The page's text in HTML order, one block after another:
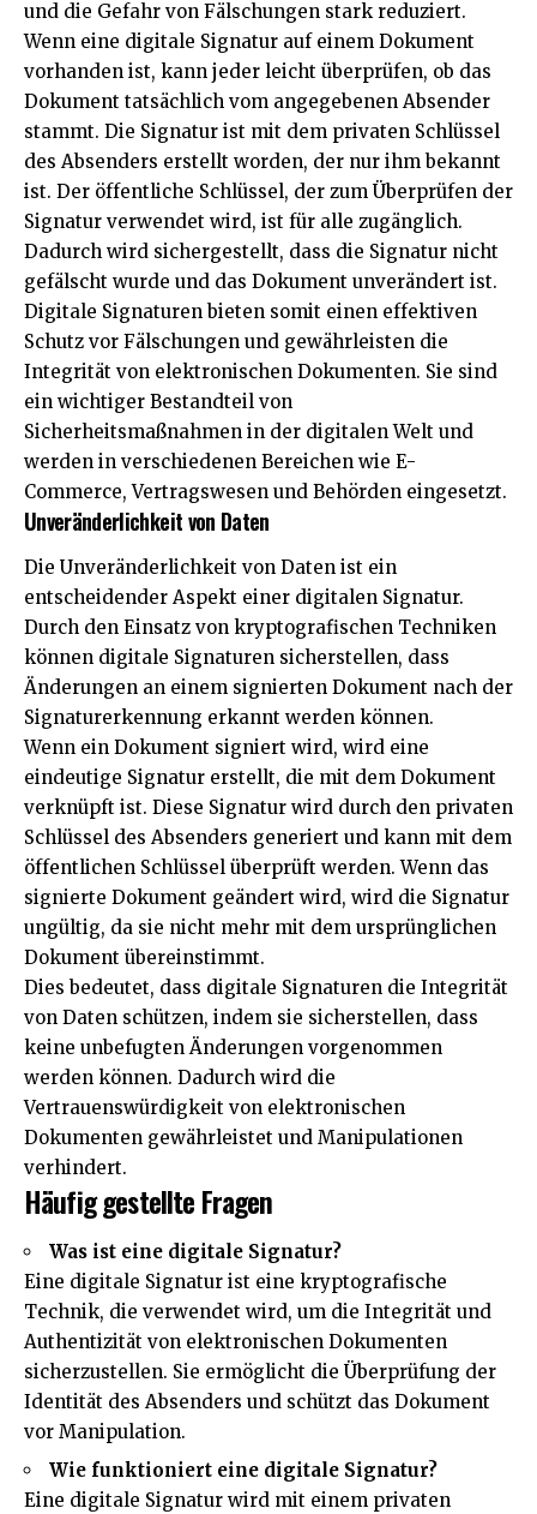
und die Gefahr von Fälschungen stark reduziert.
Wenn eine digitale Signatur auf einem Dokument
vorhanden ist, kann jeder leicht überprüfen, ob das
Dokument tatsächlich vom angegebenen Absender
stammt. Die Signatur ist mit dem privaten Schlüssel
des Absenders erstellt worden, der nur ihm bekannt
ist. Der öffentliche Schlüssel, der zum Überprüfen der
Signatur verwendet wird, ist für alle zugänglich.
Dadurch wird sichergestellt, dass die Signatur nicht
gefälscht wurde und das Dokument unverändert ist.
Digitale Signaturen bieten somit einen effektiven
Schutz vor Fälschungen und gewährleisten die
Integrität von elektronischen Dokumenten. Sie sind
ein wichtiger Bestandteil von
Sicherheitsmaßnahmen in der digitalen Welt und
werden in verschiedenen Bereichen wie E-
Commerce, Vertragswesen und Behörden eingesetzt.
Unveränderlichkeit von Daten
Die Unveränderlichkeit von Daten ist ein
entscheidender Aspekt einer digitalen Signatur.
Durch den Einsatz von kryptografischen Techniken
können digitale Signaturen sicherstellen, dass
Änderungen an einem signierten Dokument nach der
Signaturerkennung erkannt werden können.
Wenn ein Dokument signiert wird, wird eine
eindeutige Signatur erstellt, die mit dem Dokument
verknüpft ist. Diese Signatur wird durch den privaten
Schlüssel des Absenders generiert und kann mit dem
öffentlichen Schlüssel überprüft werden. Wenn das
signierte Dokument geändert wird, wird die Signatur
ungültig, da sie nicht mehr mit dem ursprünglichen
Dokument übereinstimmt.
Dies bedeutet, dass digitale Signaturen die Integrität
von Daten schützen, indem sie sicherstellen, dass
keine unbefugten Änderungen vorgenommen
werden können. Dadurch wird die
Vertrauenswürdigkeit von elektronischen
Dokumenten gewährleistet und Manipulationen
verhindert.
Häufig gestellte Fragen
Was ist eine digitale Signatur?
Eine digitale Signatur ist eine kryptografische
Technik, die verwendet wird, um die Integrität und
Authentizität von elektronischen Dokumenten
sicherzustellen. Sie ermöglicht die Überprüfung der
Identität des Absenders und schützt das Dokument
vor Manipulation.
Wie funktioniert eine digitale Signatur?
Eine digitale Signatur wird mit einem privaten